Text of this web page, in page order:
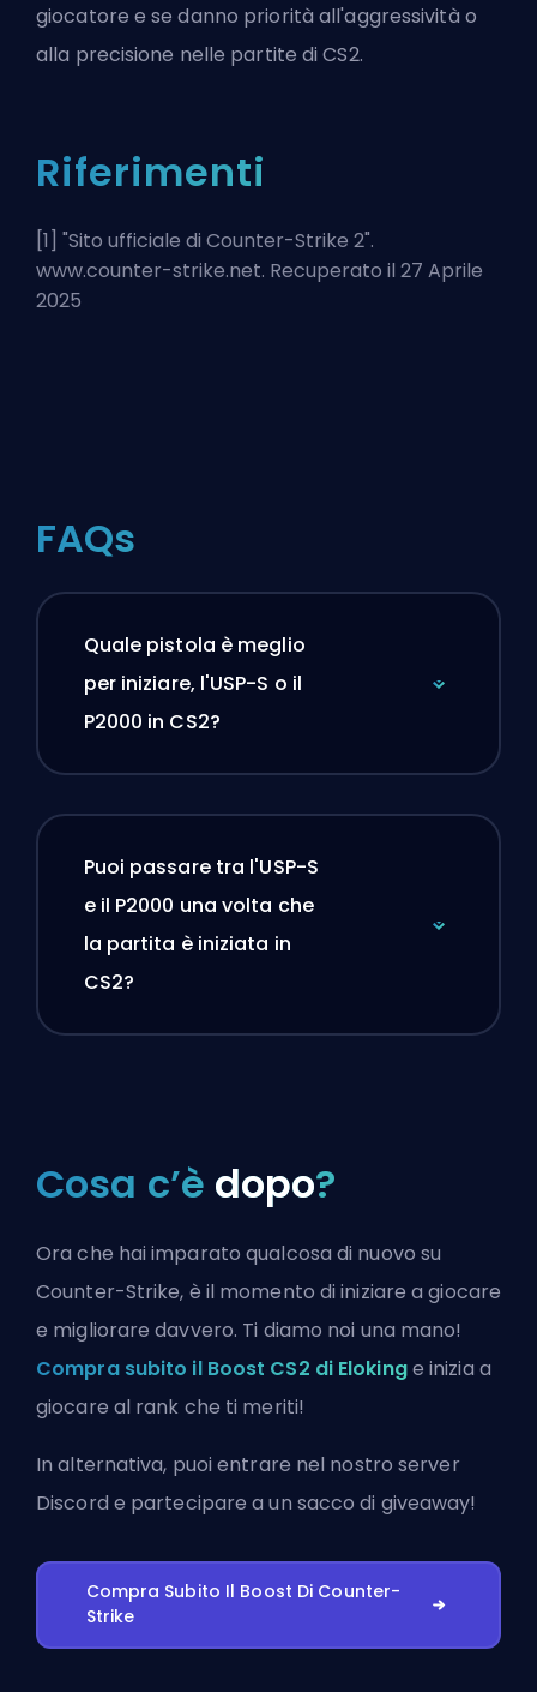
giocatore e se danno priorità all'aggressività o
alla precisione nelle partite di CS2.
Riferimenti
[1] "Sito ufficiale di Counter-Strike 2".
www.counter-strike.net. Recuperato il 27 Aprile
2025
FAQs
Quale pistola è meglio
per iniziare, l'USP-S o il
P2000 in CS2?
Puoi passare tra l'USP-S
e il P2000 una volta che
la partita è iniziata in
CS2?
Cosa c’è dopo?
Ora che hai imparato qualcosa di nuovo su
Counter-Strike, è il momento di iniziare a giocare
e migliorare davvero. Ti diamo noi una mano!
Compra subito il Boost CS2 di Elokinge inizia a
giocare al rank che ti meriti!
In alternativa, puoientrare nel nostro server
Discord e partecipare a un sacco di giveaway!
Compra Subito Il Boost Di Counter-
Strike